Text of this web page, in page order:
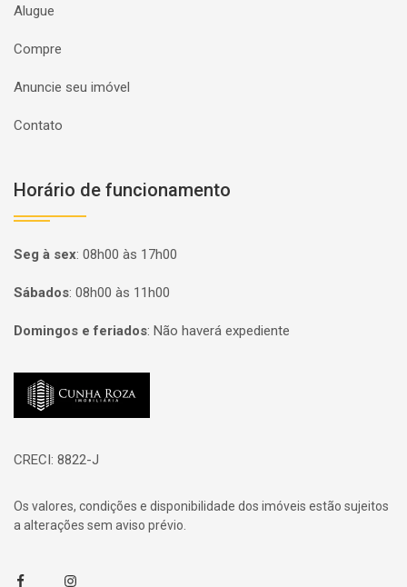
Alugue
Compre
Anuncie seu imóvel
Contato
Horário de funcionamento
Seg à sex: 08h00 às 17h00
Sábados: 08h00 às 11h00
Domingos e feriados: Não haverá expediente
Página inicial
CRECI: 8822-J
Os valores, condições e disponibilidade dos imóveis estão sujeitos
a alterações sem aviso prévio.
FacebookInstagram